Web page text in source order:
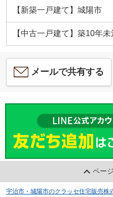
【新築一戸建て】城陽市
【中古一戸建て】築10年未
メールで共有する
ペー
宇治市・城陽市のクラッセ住宅販売株